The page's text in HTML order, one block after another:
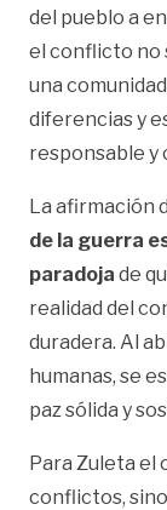
del pueblo a
el conflicto no
una
diferencias y
responsable y
La afirmación
de la guerra
paradoja de
realidad del
duradera. Al
humanas, se
paz sólida y
Para Zuleta el
conflictos,